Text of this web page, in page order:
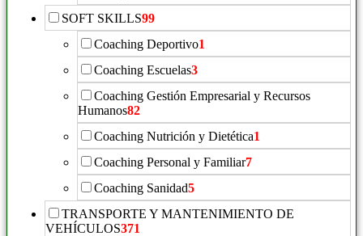
SOFT SKILLS99
Coaching Deportivo1
Coaching Escuelas3
Coaching Gestión Empresarial y Recursos
Humanos82
Coaching Nutrición y Dietética1
Coaching Personal y Familiar7
Coaching Sanidad5
TRANSPORTE Y MANTENIMIENTO DE
VEHÍCULOS371